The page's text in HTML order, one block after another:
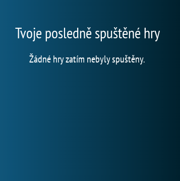
Tvoje posledně spuštěné hry
Žádné hry zatím nebyly spuštěny.